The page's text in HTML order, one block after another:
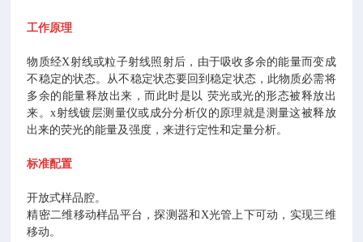
工作原理
物质经X射线或粒子射线照射后，由于吸收多余的能量而变成
不稳定的状态。从不稳定状态要回到稳定状态，此物质必需将
多余的能量释放出来，而此时是以 荧光或光的形态被释放出
来。x射线镀层测量仪或成分分析仪的原理就是测量这被释放
出来的荧光的能量及强度，来进行定性和定量分析。
标准配置
开放式样品腔。
精密二维移动样品平台，探测器和X光管上下可动，实现三维
移动。